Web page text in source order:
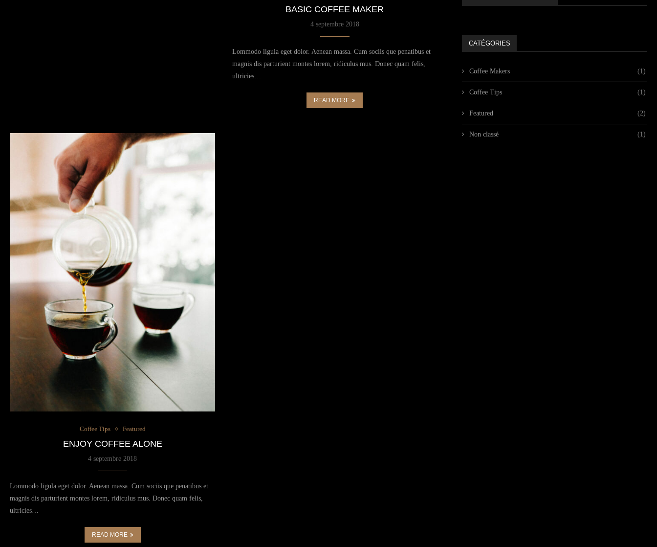
BASIC COFFEE MAKER
4 septembre 2018
Lommodo ligula eget dolor. Aenean massa. Cum sociis que penatibus et
magnis dis parturient montes lorem, ridiculus mus. Donec quam felis,
ultricies…
READ MORE
Coffee Tips Featured
ENJOY COFFEE ALONE
4 septembre 2018
Lommodo ligula eget dolor. Aenean massa. Cum sociis que penatibus et
magnis dis parturient montes lorem, ridiculus mus. Donec quam felis,
ultricies…
READ MORE
CATÉGORIES
Coffee Makers (1)
Coffee Tips (1)
Featured (2)
Non classé (1)